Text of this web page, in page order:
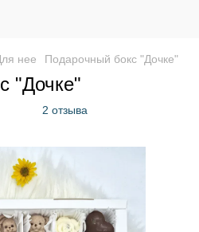
нее Подарочный бокс "Дочке"
"Дочке"
2 отзыва